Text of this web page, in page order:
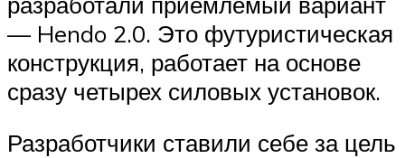
— Hendo 2.0. Это футуристическая
конструкция, работает на основе
сразу четырех силовых установок.
Разработчики ставили себе за цель